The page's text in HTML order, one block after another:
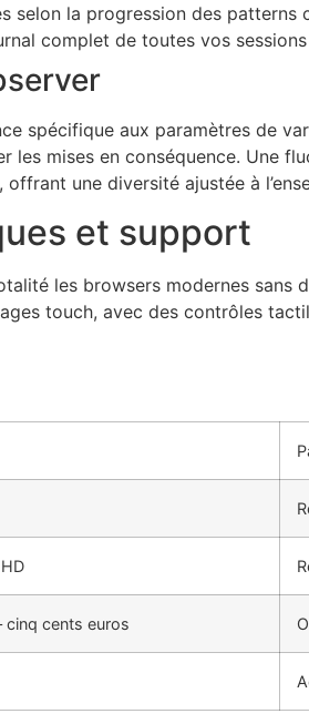
selon la progression des patterns
complet de toutes vos
spécifique aux paramètres de
les mises en conséquence. Une
une diversité ajustée à
et support
les browsers modernes sans
touch, avec des contrôles
cinq cents euros